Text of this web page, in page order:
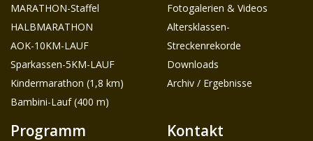
MARATHON-Staffel
HALBMARATHON
AOK-10KM-LAUF
Sparkassen-5KM-LAUF
Kindermarathon (1,8 km)
Bambini-Lauf (400 m)
Fotogalerien & Videos
Altersklassen-
Streckenrekorde
Downloads
Archiv / Ergebnisse
Programm Kontakt